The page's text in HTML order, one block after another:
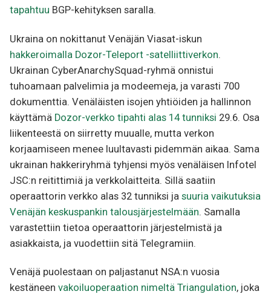
tapahtuu BGP-kehityksen saralla.
Ukraina on nokittanut Venäjän Viasat-iskun
hakkeroimalla Dozor-Teleport -satelliittiverkon.
Ukrainan CyberAnarchySquad-ryhmä onnistui
tuhoamaan palvelimia ja modeemeja, ja varasti 700
dokumenttia. Venäläisten isojen yhtiöiden ja hallinnon
käyttämä Dozor-verkko tipahti alas 14 tunniksi 29.6. Osa
liikenteestä on siirretty muualle, mutta verkon
korjaamiseen menee luultavasti pidemmän aikaa. Sama
ukrainan hakkeriryhmä tyhjensi myös venäläisen Infotel
JSC:n reitittimiä ja verkkolaitteita. Sillä saatiin
operaattorin verkko alas 32 tunniksi ja suuria vaikutuksia
Venäjän keskuspankin talousjärjestelmään. Samalla
varastettiin tietoa operaattorin järjestelmistä ja
asiakkaista, ja vuodettiin sitä Telegramiin.
Venäjä puolestaan on paljastanut NSA:n vuosia
kestäneen vakoiluoperaation nimeltä Triangulation, joka